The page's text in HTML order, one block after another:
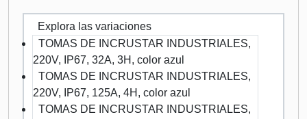
Explora las variaciones
TOMAS DE INCRUSTAR INDUSTRIALES,
220V, IP67, 32A, 3H, color azul
TOMAS DE INCRUSTAR INDUSTRIALES,
220V, IP67, 125A, 4H, color azul
TOMAS DE INCRUSTAR INDUSTRIALES,